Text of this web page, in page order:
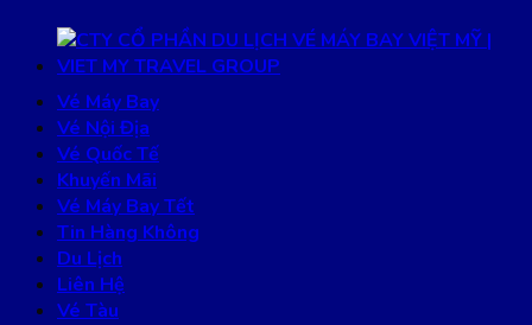
Vé Máy Bay
Vé Nội Địa
Vé Quốc Tế
Khuyến Mãi
Vé Máy Bay Tết
Tin Hàng Không
Du Lịch
Liên Hệ
Vé Tàu